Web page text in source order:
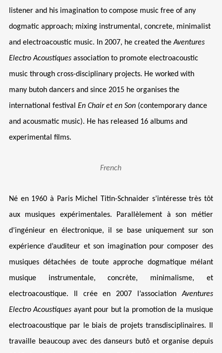
Login
Username or email address*
Password*
Remember me
I need to register|Lost your password?
listener and his imagination to compose music free of any
dogmatic approach; mixing instrumental, concrete, minimalist
and electroacoustic music. In 2007, he created theAventures
Electro Acoustiquesassociation to promote electroacoustic
music through cross-disciplinary projects. He worked with
many butoh dancers and since 2015 he organises the
international festival En Chair et en Son(contemporary dance
and acousmatic music). He has released 16 albums and
experimental films.
French
Né en 1960 à Paris Michel Titin-Schnaider s’intéresse très tôt
aux musiques expérimentales. Parallèlement à son métier
d’ingénieur en électronique, il se base uniquement sur son
expérience d’auditeur et son imagination pour composer des
musiques détachées de toute approche dogmatique mélant
musique instrumentale, concrète, minimalisme, et
electroacoustique. Il crée en 2007 l’associationAventures
Electro Acoustiques ayant pour but la promotion de la musique
electroacoustique par le biais de projets transdisciplinaires. Il
travaille beaucoup avec des danseurs butô et organise depuis